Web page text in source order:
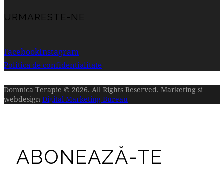
URMARESTE-NE
FacebookInstagram
Politica de confidentialitate
Domnica Terapie © 2026. All Rights Reserved. Marketing si
webdesign Digital Marketing Bureau
ABONEAZĂ-TE